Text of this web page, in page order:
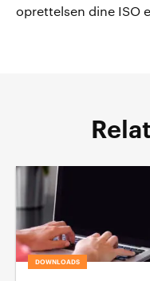
oprettelsen dine ISO
DOWNLOADS